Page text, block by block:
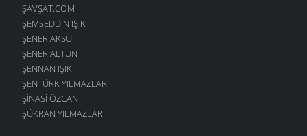
ŞAVŞAT.COM
ŞEMSEDDIN IŞIK
ŞENER AKSU
ŞENER ALTUN
ŞENNAN IŞIK
ŞENTÜRK YILMAZLAR
ŞINASI ÖZCAN
ŞÜKRAN YILMAZLAR